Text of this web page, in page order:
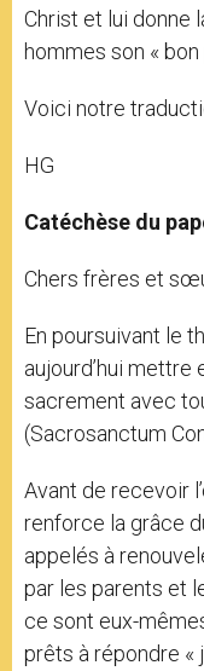
Christ et lui donne
hommes son « bon
Voici notre
HG
Catéchèse du
Chers frères et
En poursuivant le
aujourd’hui mettre
sacrement avec
(Sacrosanctum
Avant de recevoir
renforce la grâce
appelés à
par les parents et
ce sont eux-
prêts à répondre «